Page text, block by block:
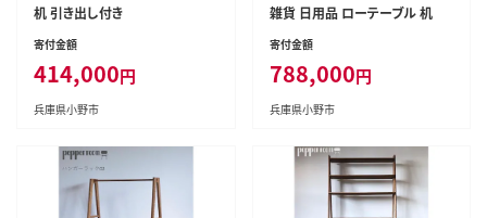
机 引き出し付き
寄付金額
414,000円
兵庫県小野市
雑貨 日用品 ローテーブル 机
寄付金額
788,000円
兵庫県小野市